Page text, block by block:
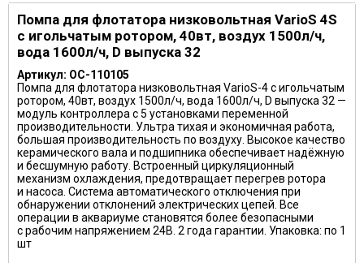
Помпа для флотатора низковольтная VarioS 4S
с игольчатым ротором, 40вт, воздух 1500л/ч,
вода 1600л/ч, D выпуска 32
Артикул: OC-110105
Помпа для флотатора низковольтная VarioS-4 с игольчатым
ротором, 40вт, воздух 1500л/ч, вода 1600л/ч, D выпуска 32 —
модуль контроллера с 5 установками переменной
производительности. Ультра тихая и экономичная работа,
большая производительность по воздуху. Высокое качество
керамического вала и подшипника обеспечивает надёжную
и бесшумную работу. Встроенный циркуляционный
механизм охлаждения, предотвращает перегрев ротора
и насоса. Система автоматического отключения при
обнаружении отклонений электрических цепей. Все
операции в аквариуме становятся более безопасными
с рабочим напряжением 24В. 2 года гарантии. Упаковка: по 1
шт